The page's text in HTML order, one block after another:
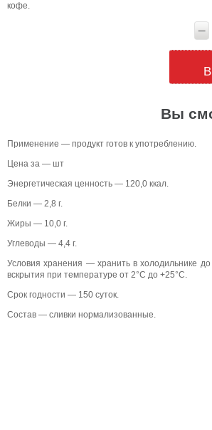
Вы
Применение — продукт готов к употреблению.
Цена за — шт
Энергетическая ценность — 120,0 ккал.
Белки — 2,8 г.
Жиры — 10,0 г.
Углеводы — 4,4 г.
Условия хранения — хранить в холодильнике
вскрытия при температуре от 2°C до +25°C.
Срок годности — 150 суток.
Состав — сливки нормализованные.